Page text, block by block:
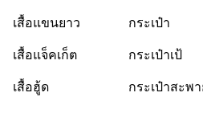
เสื้อแขนยาว
เสื้อแจ็คเก็ต
เสื้อฮู้ด
กระเป๋า
กระเป๋าเป้
กระเป๋าสะพ